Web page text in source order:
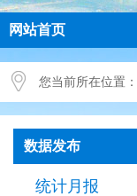
网站首页
您当前所在位置：
数据发布
统计月报